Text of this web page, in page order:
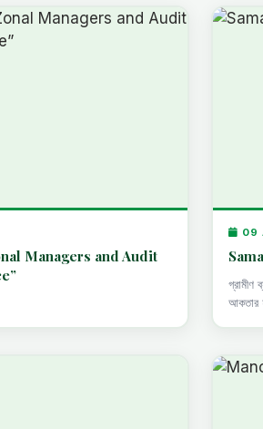
Managers and Audit
09
গ্রামীণ
আকতার